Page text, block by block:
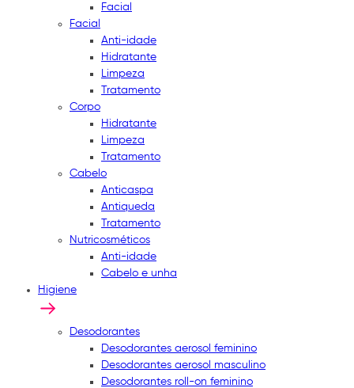
Facial
Facial
Anti-idade
Hidratante
Limpeza
Tratamento
Corpo
Hidratante
Limpeza
Tratamento
Cabelo
Anticaspa
Antiqueda
Tratamento
Nutricosméticos
Anti-idade
Cabelo e unha
Higiene
Desodorantes
Desodorantes aerosol feminino
Desodorantes aerosol masculino
Desodorantes roll-on feminino